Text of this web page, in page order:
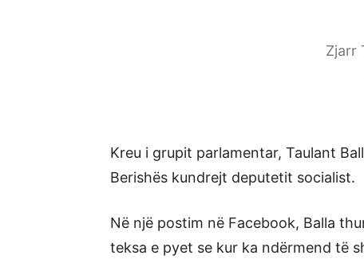
Zjarr
Kreu i grupit parlamentar, Taulant
Berishës kundrejt deputetit socialist.
Në një postim në Facebook, Balla
teksa e pyet se kur ka ndërmend të